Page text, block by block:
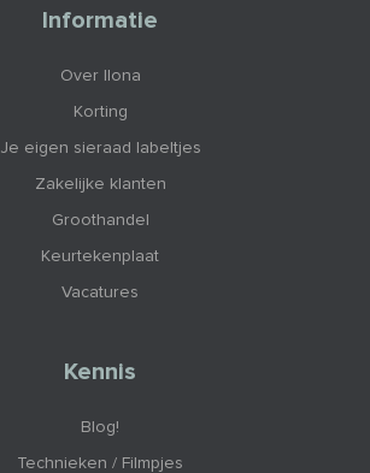
Informatie
Over Ilona
Korting
Je eigen sieraad labeltjes
Zakelijke klanten
Groothandel
Keurtekenplaat
Vacatures
Kennis
Blog!
Technieken / Filmpjes